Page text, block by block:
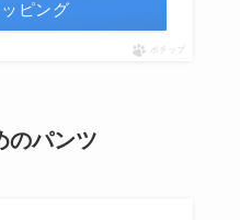
ピング
ポチップ
のパンツ